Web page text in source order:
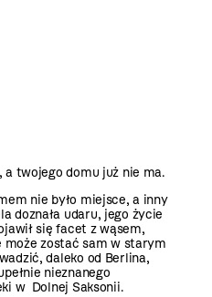
a twojego domu już nie ma.
nie było miejsce, a inny
doznała udaru, jego życie
się facet z wąsem,
może zostać sam w starym
daleko od Berlina,
nieznanego
w Dolnej Saksonii.